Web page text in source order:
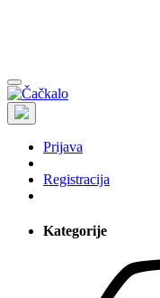
Prijava
Registracija
Kategorije